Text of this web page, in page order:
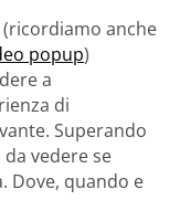
(ricordiamo anche
popup)
a
di
Superando
vedere se
Dove, quando e